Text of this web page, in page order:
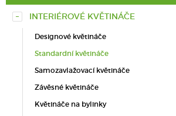
INTERIÉROVÉ KVĚTINÁČE
Designové květináče
Standardní květináče
Samozavlažovací květináče
Závěsné květináče
Květináče na bylinky